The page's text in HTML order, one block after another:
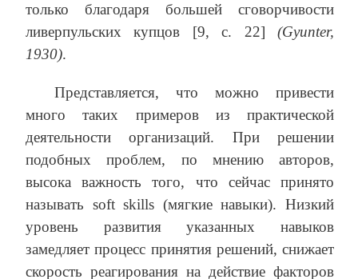
только благодаря большей сговорчивости
ливерпульских купцов [9, с. 22] (Gyunter,
1930).
Представляется, что можно привести
много таких примеров из практической
деятельности организаций. При решении
подобных проблем, по мнению авторов,
высока важность того, что сейчас принято
называть soft skills (мягкие навыки). Низкий
уровень развития указанных навыков
замедляет процесс принятия решений, снижает
скорость реагирования на действие факторов